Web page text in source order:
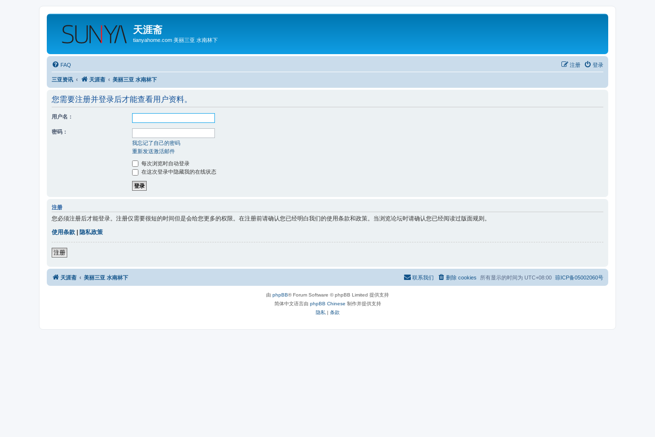
天涯斋
tianyahome.com 美丽三亚 水南林下
FAQ 登录
注册
三亚资讯 天涯斋 美丽三亚 水南林下
您需要注册并登录后才能查看用户资料。
用户名：
密码：
我忘记了自己的密码
重新发送激活邮件
每次浏览时自动登录
在这次登录中隐藏我的在线状态
注册
您必须注册后才能登录。注册仅需要很短的时间但是会给您更多的权限。在注册前请确认您已经明白我们的使用条款和政策。当浏览论坛时请确认您已经阅读过版面规则。
使用条款
隐私政策
注册
天涯斋 美丽三亚 水南林下 琼ICP备05002060号
所有显示的时间为 UTC+08:00
删除 cookies
联系我们
由 phpBB® Forum Software © phpBB Limited 提供支持
简体中文语言由 phpBB Chinese 制作并提供支持
隐私| 条款